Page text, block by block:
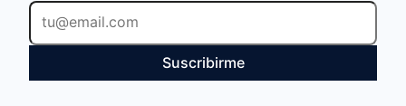
Suscribirme